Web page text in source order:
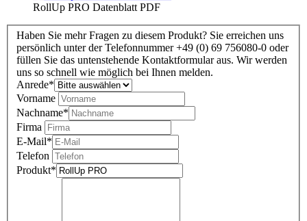
RollUp PRO Datenblatt PDF
Haben Sie mehr Fragen zu diesem Produkt? Sie erreichen uns
persönlich unter der Telefonnummer +49 (0) 69 756080-0 oder
füllen Sie das untenstehende Kontaktformular aus. Wir werden
uns so schnell wie möglich bei Ihnen melden.
Anrede*
Vorname
Nachname*
Firma
E-Mail*
Telefon
Produkt*